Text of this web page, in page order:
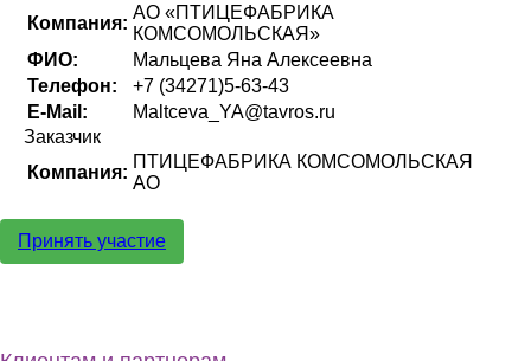
Компания:
АО «ПТИЦЕФАБРИКА
КОМСОМОЛЬСКАЯ»
ФИО:
Мальцева Яна Алексеевна
Телефон:
+7 (34271)5-63-43
E-Mail:
Maltceva_YA@tavros.ru
Заказчик
Компания:
ПТИЦЕФАБРИКА КОМСОМОЛЬСКАЯ
АО
Принять участие